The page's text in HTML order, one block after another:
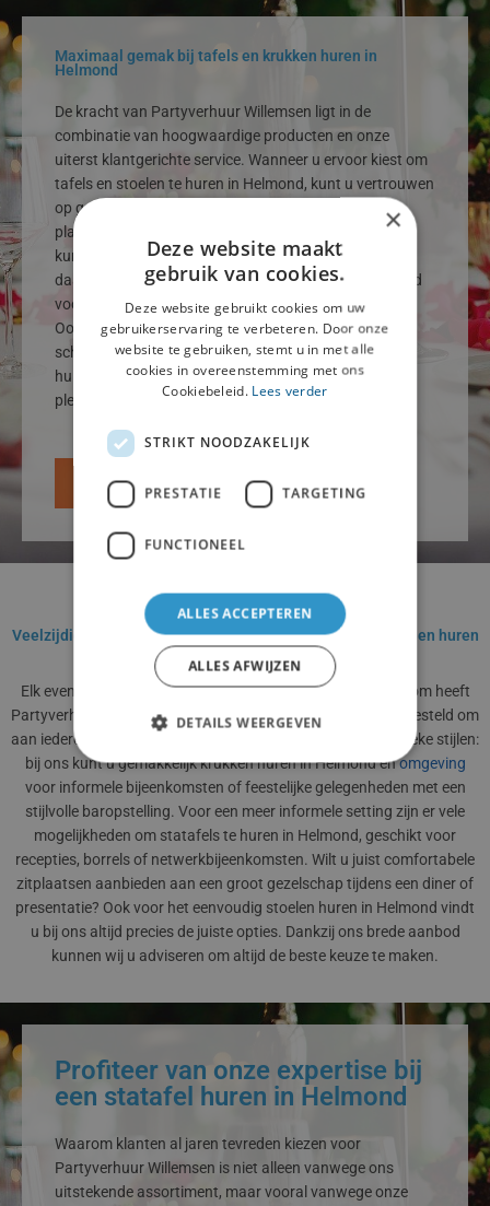
Maximaal gemak bij tafels en krukken huren in
Helmond
De kracht van Partyverhuur Willemsen ligt in de
combinatie van hoogwaardige producten en onze
uiterst klantgerichte service. Wanneer u ervoor kiest om
tafels en stoelen te huren in Helmond, kunt u vertrouwen
op gemak en ontzorging van A tot Z. Wij leveren en
plaatsen de meubels zorgvuldig, zodat u zich volledig
kunt richten op het ontvangen van uw gasten. Wilt u
daarnaast ook krukken huren in Helmond, bijvoorbeeld
voor een informele borrel of een stijlvolle bar setting?
Ook dat is bij ons snel geregeld. Heldere afspraken,
scherpe prijzen en een soepele werkwijze maken het
huren bij ons niet alleen praktisch, maar ook zeer
plezierig.
Contact
Veelzijdige mogelijkheden voor krukken, statafels en stoelen huren
in Helmond
Elk evenement heeft een eigen sfeer en uitstraling, en daarom heeft
Partyverhuur Willemsen een uitgebreidassortiment
samengesteld om
aan iedere wens te kunnen voldoen. Van moderne tot klassieke stijlen:
bij ons kunt u gemakkelijk krukken huren in Helmond enomgeving
voor informele bijeenkomsten of feestelijke gelegenheden met een
stijlvolle baropstelling. Voor een meer informele setting zijn er vele
mogelijkheden om statafels te huren in Helmond, geschikt voor
recepties, borrels of netwerkbijeenkomsten. Wilt u juist comfortabele
zitplaatsen aanbieden aan een groot gezelschap tijdens een diner of
presentatie? Ook voor het eenvoudig stoelen huren in Helmond vindt
u bij ons altijd precies de juiste opties. Dankzij ons brede aanbod
kunnen wij u adviseren om altijd de beste keuze te maken.
Profiteer van onze expertise bij
een statafel huren in Helmond
Waarom klanten al jaren tevreden kiezen voor
Partyverhuur Willemsen is niet alleen vanwege ons
uitstekende assortiment, maar vooral vanwege onze
×
Deze website maakt
gebruik van cookies.
Deze website gebruikt cookies om uw
gebruikerservaring te verbeteren. Door onze
website te gebruiken, stemt u in met alle
cookies in overeenstemming met ons
Cookiebeleid. Lees verder
STRIKT NOODZAKELIJK
PRESTATIE TARGETING
FUNCTIONEEL
ALLES ACCEPTEREN
ALLES AFWIJZEN
DETAILS WEERGEVEN